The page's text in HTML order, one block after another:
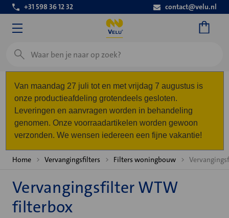
+31 598 36 12 32 contact@velu.nl
Zoeken
Van maandag 27 juli tot en met vrijdag 7 augustus is
onze productieafdeling grotendeels gesloten.
Leveringen en aanvragen worden in behandeling
genomen. Onze voorraadartikelen worden gewoon
verzonden. We wensen iedereen een fijne vakantie!
Home Vervangingsfilters Filters woningbouw
Vervangingsfilter WTW
filterbox